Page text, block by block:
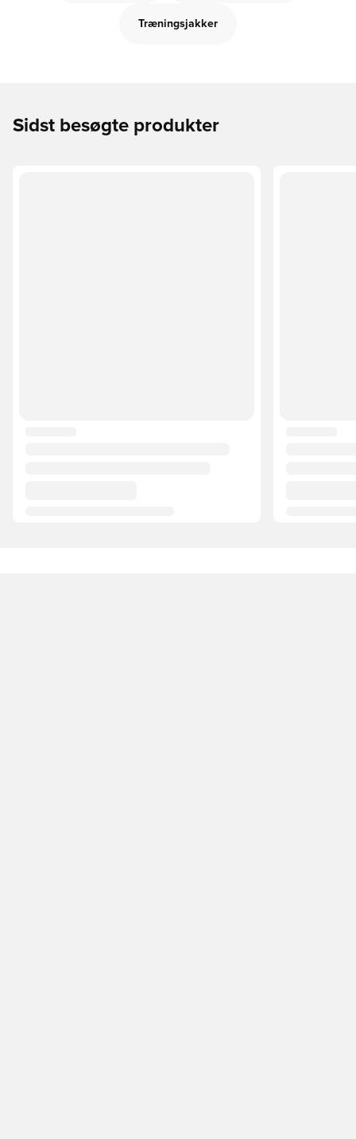
Træningsjakker
Sidst besøgte produkter